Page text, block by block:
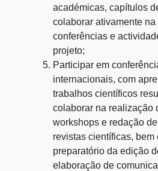
académicas, capítulos
colaborar ativamente
conferências e
projeto;
Participar em
internacionais, com
trabalhos científicos
colaborar na realização
workshops e redação
revistas científicas, bem
preparatório da edição
elaboração de